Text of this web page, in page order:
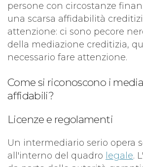
persone con circostanze
una scarsa affidabilità
attenzione: ci sono pecore
della mediazione creditizia,
necessario fare attenzione.
Come si riconoscono i
affidabili?
Licenze e regolamenti
Un intermediario serio opera
all'interno del quadro legale.